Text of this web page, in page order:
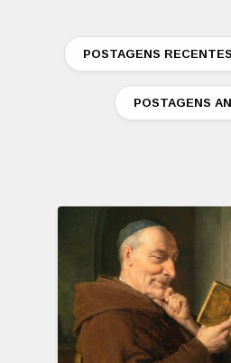
POSTAGENS RECENTES
POSTAGENS